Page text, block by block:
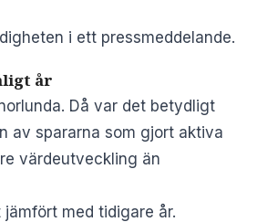
i ett pressmeddelande.
år
Då var det betydligt
av spararna som gjort aktiva
värdeutveckling än
jämfört med tidigare år.